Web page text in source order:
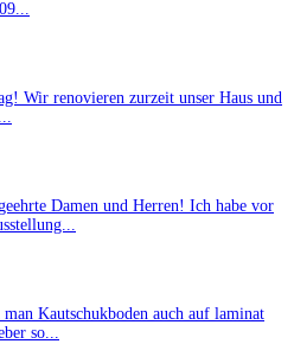
Wir renovieren zurzeit unser Haus und
Damen und Herren! Ich habe vor
Kautschukboden auch auf laminat
so...